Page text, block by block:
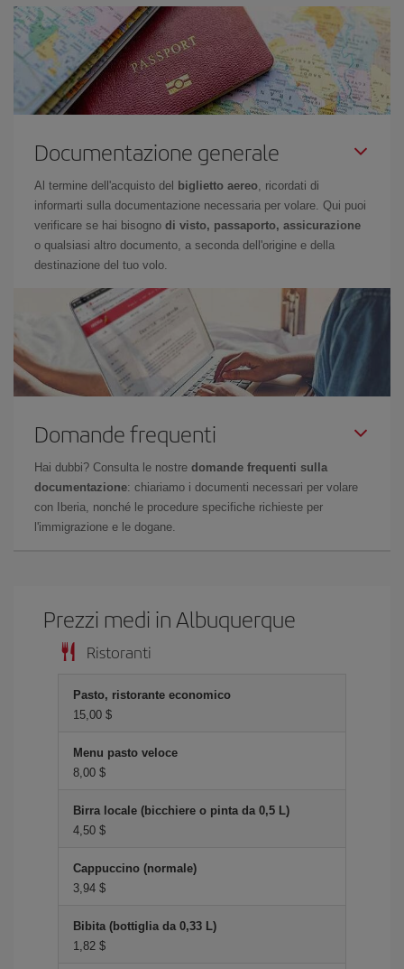
Documentazione generale
Al termine dell'acquisto del biglietto aereo , ricordati di
informarti sulla documentazione necessaria per volare. Qui puoi
verificare se hai bisogno di visto, passaporto, assicurazione
o qualsiasi altro documento, a seconda dell'origine e della
destinazione del tuo volo.
Domande frequenti
Hai dubbi? Consulta le nostre domande frequenti sulla
documentazione: chiariamo i documenti necessari per volare
con Iberia, nonché le procedure specifiche richieste per
l'immigrazione e le dogane.
Prezzi medi in Albuquerque
Ristoranti
Pasto, ristorante economico
15,00 $
Menu pasto veloce
8,00 $
Birra locale (bicchiere o pinta da 0,5 L)
4,50 $
Cappuccino (normale)
3,94 $
Bibita (bottiglia da 0,33 L)
1,82 $